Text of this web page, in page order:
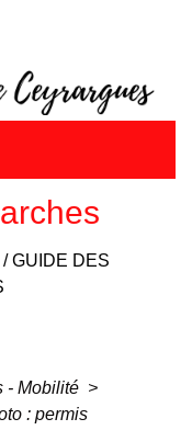
/GUIDE DES
- Mobilité >
: permis